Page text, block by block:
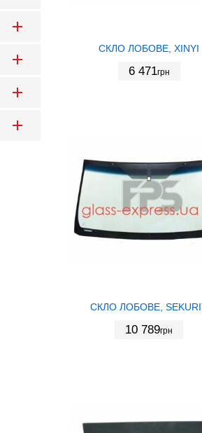
СКЛО ЛОБОВЕ, XINYI
6 471грн
СКЛО ЛОБОВЕ,
10 789грн